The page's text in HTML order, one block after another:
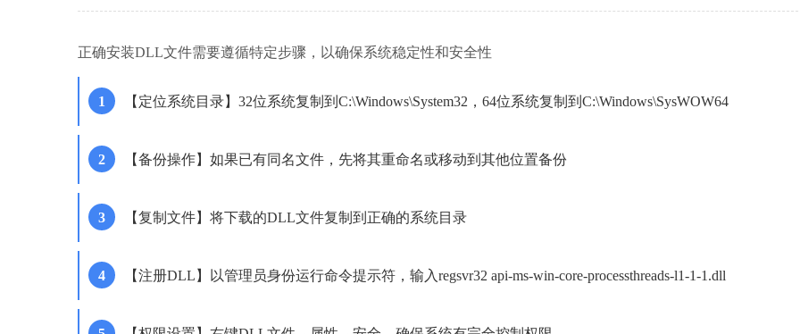
正确安装DLL文件需要遵循特定步骤，以确保系统稳定性和安全性
【定位系统目录】32位系统复制到C:\Windows\System32，64位系统复制到C:\Windows\SysWOW64
【备份操作】如果已有同名文件，先将其重命名或移动到其他位置备份
【复制文件】将下载的DLL文件复制到正确的系统目录
【注册DLL】以管理员身份运行命令提示符，输入regsvr32 api-ms-win-core-processthreads-l1-1-1.dll